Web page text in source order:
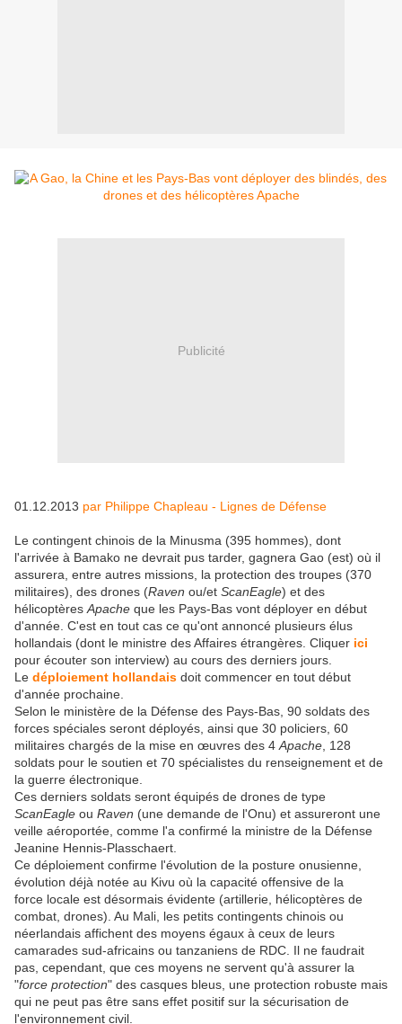
Publicité
01.12.2013 par Philippe Chapleau - Lignes de Défense
Le contingent chinois de la Minusma (395 hommes), dont
l'arrivée à Bamako ne devrait pus tarder, gagnera Gao (est) où il
assurera, entre autres missions, la protection des troupes (370
militaires), des drones (Raven ou/et ScanEagle) et des
hélicoptères Apache que les Pays-Bas vont déployer en début
d'année. C'est en tout cas ce qu'ont annoncé plusieurs élus
hollandais (dont le ministre des Affaires étrangères. Cliquer ici
pour écouter son interview) au cours des derniers jours.
Le déploiement hollandais doit commencer en tout début
d'année prochaine.
Selon le ministère de la Défense des Pays-Bas, 90 soldats des
forces spéciales seront déployés, ainsi que 30 policiers, 60
militaires chargés de la mise en œuvres des 4 Apache , 128
soldats pour le soutien et 70 spécialistes du renseignement et de
la guerre électronique.
Ces derniers soldats seront équipés de drones de type
ScanEagle ou Raven (une demande de l'Onu) et assureront une
veille aéroportée, comme l'a confirmé la ministre de la Défense
Jeanine Hennis-Plasschaert.
Ce déploiement confirme l'évolution de la posture onusienne,
évolution déjà notée au Kivu où la capacité offensive de la
force locale est désormais évidente (artillerie, hélicoptères de
combat, drones). Au Mali, les petits contingents chinois ou
néerlandais affichent des moyens égaux à ceux de leurs
camarades sud-africains ou tanzaniens de RDC. Il ne faudrait
pas, cependant, que ces moyens ne servent qu'à assurer la
"force protection" des casques bleus, une protection robuste mais
qui ne peut pas être sans effet positif sur la sécurisation de
l'environnement civil.